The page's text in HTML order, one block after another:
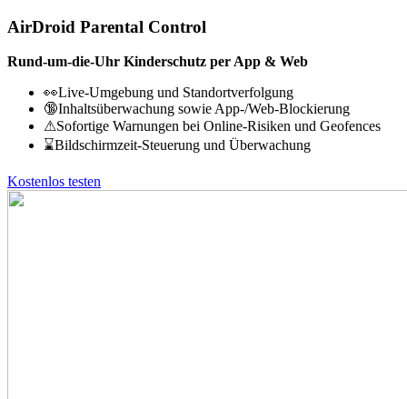
AirDroid Parental Control
Rund-um-die-Uhr Kinderschutz per App & Web
👀Live-Umgebung und Standortverfolgung
🔞Inhaltsüberwachung sowie App-/Web-Blockierung
⚠Sofortige Warnungen bei Online-Risiken und Geofences
⌛Bildschirmzeit-Steuerung und Überwachung
Kostenlos testen